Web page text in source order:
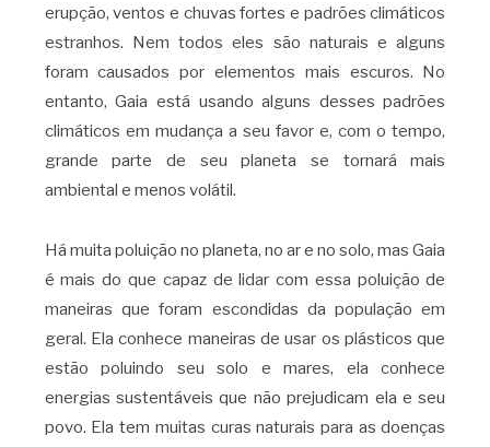
erupção, ventos e chuvas fortes e padrões climáticos
estranhos. Nem todos eles são naturais e alguns
foram causados ​​por elementos mais escuros. No
entanto, Gaia está usando alguns desses padrões
climáticos em mudança a seu favor e, com o tempo,
grande parte de seu planeta se tornará mais
ambiental e menos volátil.
Há muita poluição no planeta, no ar e no solo, mas Gaia
é mais do que capaz de lidar com essa poluição de
maneiras que foram escondidas da população em
geral. Ela conhece maneiras de usar os plásticos que
estão poluindo seu solo e mares, ela conhece
energias sustentáveis ​​que não prejudicam ela e seu
povo. Ela tem muitas curas naturais para as doenças